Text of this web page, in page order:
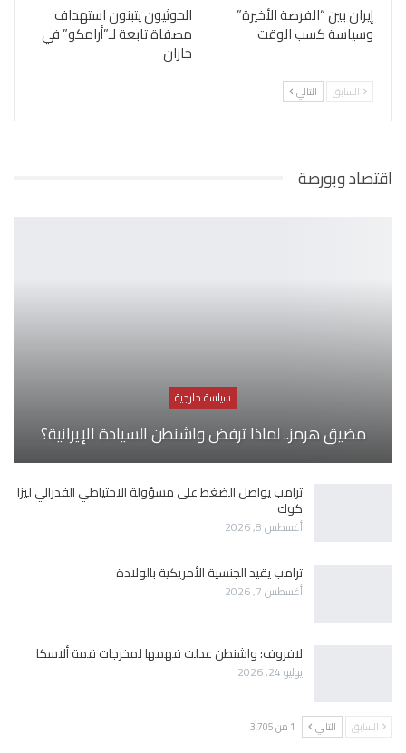
إيران بين “الفرصة الأخيرة”
وسياسة كسب الوقت
الحوثيون يتبنون استهداف
مصفاة تابعة لـ”أرامكو” في
جازان
السابق التالي
اقتصاد وبورصة
سياسة خارجية
مضيق هرمز.. لماذا ترفض واشنطن السيادة الإيرانية؟
ترامب يواصل الضغط على مسؤولة الاحتياطي الفدرالي ليزا
كوك
أغسطس 8, 2026
ترامب يقيد الجنسية الأمريكية بالولادة
أغسطس 7, 2026
لافروف: واشنطن عدلت فهمها لمخرجات قمة ألاسكا
يوليو 24, 2026
السابق التالي 1 من 3٬705